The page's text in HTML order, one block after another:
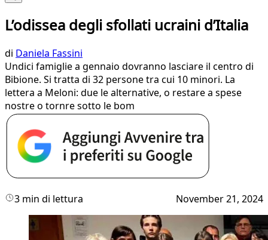
L’odissea degli sfollati ucraini d’Italia
di Daniela Fassini
Undici famiglie a gennaio dovranno lasciare il centro di
Bibione. Si tratta di 32 persone tra cui 10 minori. La
lettera a Meloni: due le alternative, o restare a spese
nostre o tornre sotto le bom
3 min di lettura November 21, 2024